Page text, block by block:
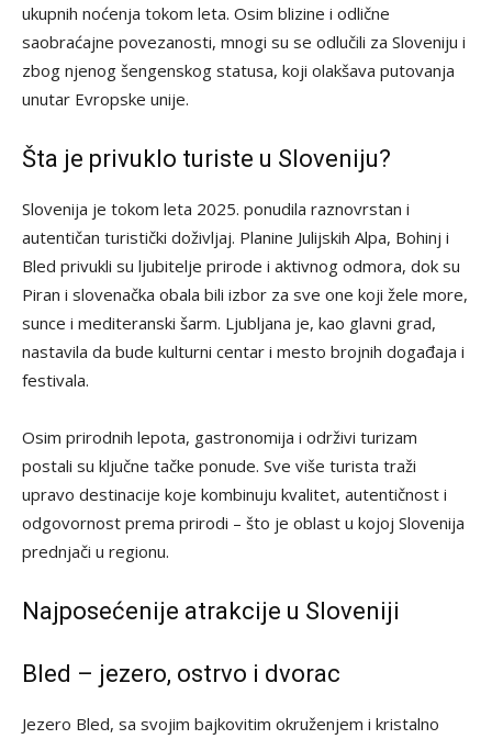
ukupnih noćenja tokom leta. Osim blizine i odlične
saobraćajne povezanosti, mnogi su se odlučili za Sloveniju i
zbog njenog šengenskog statusa, koji olakšava putovanja
unutar Evropske unije.
Šta je privuklo turiste u Sloveniju?
Slovenija je tokom leta 2025. ponudila raznovrstan i
autentičan turistički doživljaj. Planine Julijskih Alpa, Bohinj i
Bled privukli su ljubitelje prirode i aktivnog odmora, dok su
Piran i slovenačka obala bili izbor za sve one koji žele more,
sunce i mediteranski šarm. Ljubljana je, kao glavni grad,
nastavila da bude kulturni centar i mesto brojnih događaja i
festivala.
Osim prirodnih lepota, gastronomija i održivi turizam
postali su ključne tačke ponude. Sve više turista traži
upravo destinacije koje kombinuju kvalitet, autentičnost i
odgovornost prema prirodi – što je oblast u kojoj Slovenija
prednjači u regionu.
Najposećenije atrakcije u Sloveniji
Bled – jezero, ostrvo i dvorac
Jezero Bled, sa svojim bajkovitim okruženjem i kristalno